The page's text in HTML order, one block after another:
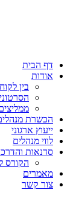
דף הבית
אודות
בין
הכשרת
ייעוץ ארגוני
לווי מנהלים
סדנאות
הקורס
מאמרים
צור קשר